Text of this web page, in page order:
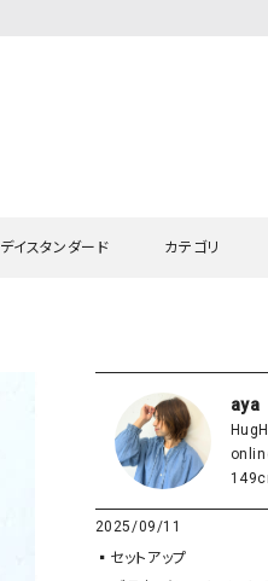
デイスタンダード
チュニック
カテゴリ
ワンピース・チュニック
サロペット・オーバーオール
スカート
ジャケット・アウター
ラッピンナイ
hagumu（ハグ
her.（ハードッ
and quarter（
Our.（アワード
aya
2025/09/11
▪️セットアップ